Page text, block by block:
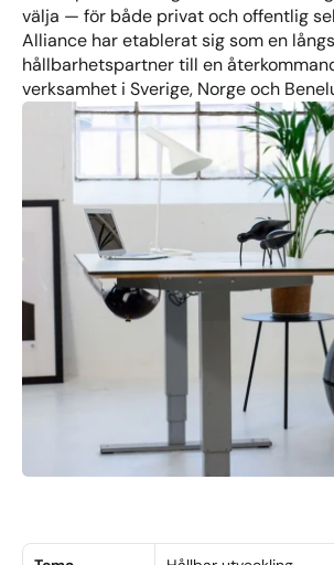
välja — för både privat och offentlig
Alliance har etablerat sig som en
hållbarhetspartner till en
verksamhet i Sverige, Norge och